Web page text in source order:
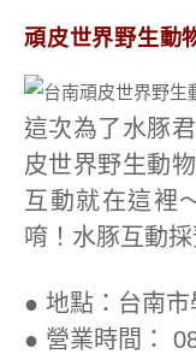
頑皮世界野生動
這次為了水豚
皮世界野生動
互動就在這裡
唷！水豚互動
● 地點：台南
● 營業時間：